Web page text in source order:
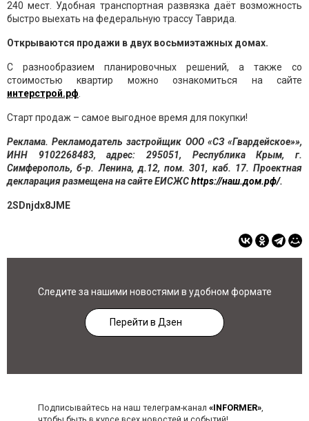
240 мест. Удобная транспортная развязка даёт возможность
быстро выехать на федеральную трассу Таврида.
Открываются продажи в двух восьмиэтажных домах.
С разнообразием планировочных решений, а также со
стоимостью квартир можно ознакомиться на сайте
интерстрой.рф
Старт продаж – самое выгодное время для покупки!
Реклама. Рекламодатель застройщик ООО «СЗ «Гвардейское»»,
ИНН 9102268483, адрес: 295051, Республика Крым, г.
Симферополь,б-р. Ленина, д.12, пом. 301, каб. 17. Проектная
декларация размещена на сайте ЕИСЖСhttps://наш.дом.рф/.
2SDnjdx8JME
Следите за нашими новостями в удобном формате
Перейти в Дзен
Подписывайтесь на наш телеграм-канал «INFORMER»,